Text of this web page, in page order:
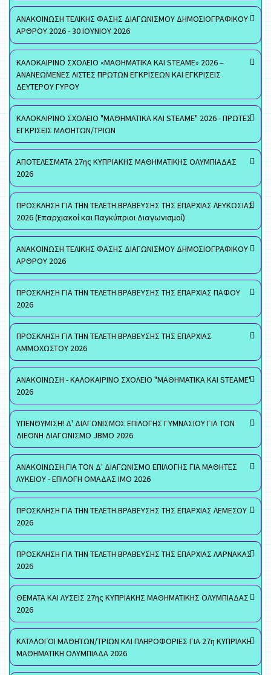
ΑΝΑΚΟΙΝΩΣΗ ΤΕΛΙΚΗΣ ΦΑΣΗΣ ΔΙΑΓΩΝΙΣΜΟΥ ΔΗΜΟΣΙΟΓΡΑΦΙΚΟΥ
ΑΡΘΡΟΥ 2026 - 30 ΙΟΥΝΙΟΥ 2026
ΚΑΛΟΚΑΙΡΙΝΟ ΣΧΟΛΕΙΟ «ΜΑΘΗΜΑΤΙΚΑ ΚΑΙ STEAME» 2026 –
ΑΝΑΝΕΩΜΕΝΕΣ ΛΙΣΤΕΣ ΠΡΩΤΩΝ ΕΓΚΡΙΣΕΩΝ ΚΑΙ ΕΓΚΡΙΣΕΙΣ
ΔΕΥΤΕΡΟΥ ΓΥΡΟΥ
ΚΑΛΟΚΑΙΡΙΝΟ ΣΧΟΛΕΙΟ "ΜΑΘΗΜΑΤΙΚΑ ΚΑΙ STEAME" 2026 - ΠΡΩΤΕΣ
ΕΓΚΡΙΣΕΙΣ ΜΑΘΗΤΩΝ/ΤΡΙΩΝ
ΑΠΟΤΕΛΕΣΜΑΤΑ 27ης ΚΥΠΡΙΑΚΗΣ ΜΑΘΗΜΑΤΙΚΗΣ ΟΛΥΜΠΙΑΔΑΣ
2026
ΠΡΟΣΚΛΗΣΗ ΓΙΑ ΤΗΝ ΤΕΛΕΤΗ ΒΡΑΒΕΥΣΗΣ ΤΗΣ ΕΠΑΡΧΙΑΣ ΛΕΥΚΩΣΙΑΣ
2026 (Επαρχιακοί και Παγκύπριοι Διαγωνισμοί)
ΑΝΑΚΟΙΝΩΣΗ ΤΕΛΙΚΗΣ ΦΑΣΗΣ ΔΙΑΓΩΝΙΣΜΟΥ ΔΗΜΟΣΙΟΓΡΑΦΙΚΟΥ
ΑΡΘΡΟΥ 2026
ΠΡΟΣΚΛΗΣΗ ΓΙΑ ΤΗΝ ΤΕΛΕΤΗ ΒΡΑΒΕΥΣΗΣ ΤΗΣ ΕΠΑΡΧΙΑΣ ΠΑΦΟΥ
2026
ΠΡΟΣΚΛΗΣΗ ΓΙΑ ΤΗΝ ΤΕΛΕΤΗ ΒΡΑΒΕΥΣΗΣ ΤΗΣ ΕΠΑΡΧΙΑΣ
ΑΜΜΟΧΩΣΤΟΥ 2026
ΑΝΑΚΟΙΝΩΣΗ - ΚΑΛΟΚΑΙΡΙΝΟ ΣΧΟΛΕΙΟ "ΜΑΘΗΜΑΤΙΚΑ ΚΑΙ STEAME"
2026
ΥΠΕΝΘΥΜΙΣΗ! Δ' ΔΙΑΓΩΝΙΣΜΟΣ ΕΠΙΛΟΓΗΣ ΓΥΜΝΑΣΙΟΥ ΓΙΑ ΤΟΝ
ΔΙΕΘΝΗ ΔΙΑΓΩΝΙΣΜΟ JBMO 2026
ΑΝΑΚΟΙΝΩΣΗ ΓΙΑ ΤΟΝ Δ' ΔΙΑΓΩΝΙΣΜΟ ΕΠΙΛΟΓΗΣ ΓΙΑ ΜΑΘΗΤΕΣ
ΛΥΚΕΙΟΥ - ΕΠΙΛΟΓΗ ΟΜΑΔΑΣ ΙΜΟ 2026
ΠΡΟΣΚΛΗΣΗ ΓΙΑ ΤΗΝ ΤΕΛΕΤΗ ΒΡΑΒΕΥΣΗΣ ΤΗΣ ΕΠΑΡΧΙΑΣ ΛΕΜΕΣΟΥ
2026
ΠΡΟΣΚΛΗΣΗ ΓΙΑ ΤΗΝ ΤΕΛΕΤΗ ΒΡΑΒΕΥΣΗΣ ΤΗΣ ΕΠΑΡΧΙΑΣ ΛΑΡΝΑΚΑΣ
2026
ΘΕΜΑΤΑ ΚΑΙ ΛΥΣΕΙΣ 27ης ΚΥΠΡΙΑΚΗΣ ΜΑΘΗΜΑΤΙΚΗΣ ΟΛΥΜΠΙΑΔΑΣ
2026
ΚΑΤΑΛΟΓΟΙ ΜΑΘΗΤΩΝ/ΤΡΙΩΝ ΚΑΙ ΠΛΗΡΟΦΟΡΙΕΣ ΓΙΑ 27η ΚΥΠΡΙΑΚΗ
ΜΑΘΗΜΑΤΙΚΗ ΟΛΥΜΠΙΑΔΑ 2026